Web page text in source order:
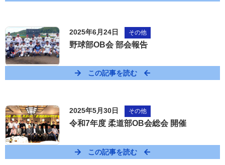
2025年6月24日 その他
野球部OB会 部会報告
この記事を読む
2025年5月30日 その他
令和7年度 柔道部OB会総会 開催
この記事を読む